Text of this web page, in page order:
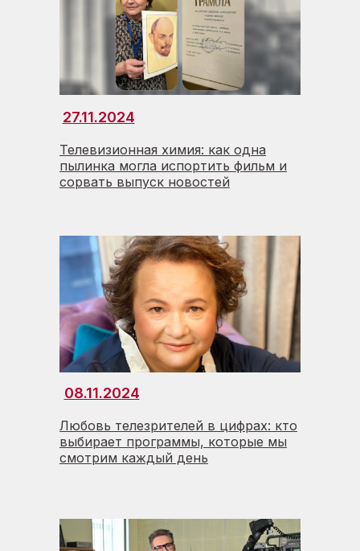
Любовь телезрителей в цифрах: кто
выбирает программы, которые мы
смотрим каждый день
08.11.2024
Телевизионная химия: как одна
пылинка могла испортить фильм и
сорвать выпуск новостей
27.11.2024